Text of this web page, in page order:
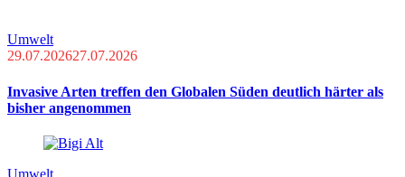
Umwelt
29.07.202627.07.2026
Invasive Arten treffen den Globalen Süden deutlich härter als
bisher angenommen
Umwelt